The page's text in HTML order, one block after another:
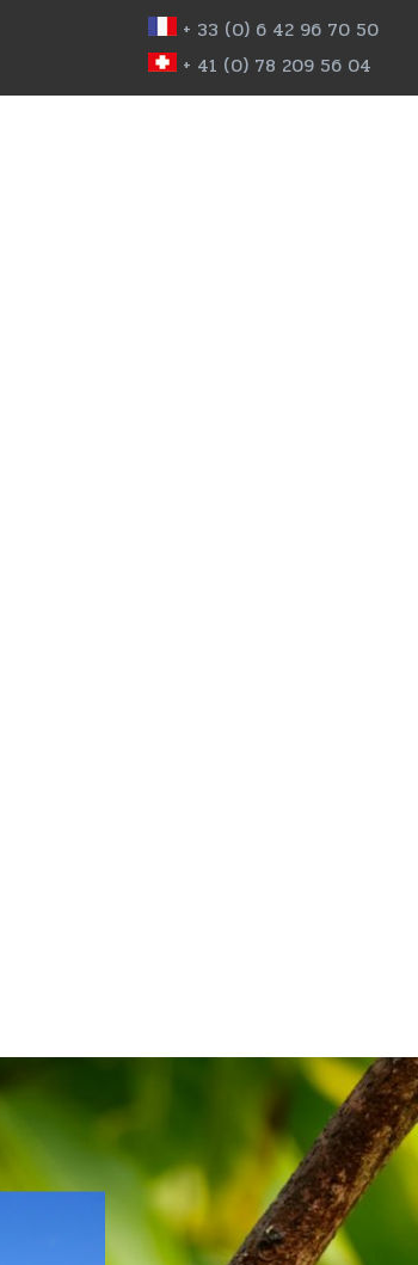
+ 33 (0) 6 42 96 70 50
+ 41 (0) 78 209 56 04